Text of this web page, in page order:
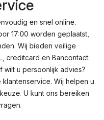
en snel online.
17:00 worden geplaatst,
Wij bieden veilige
creditcard en Bancontact.
u persoonlijk advies?
Wij helpen u
U kunt ons bereiken